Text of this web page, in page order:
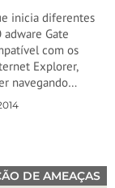
inicia diferentes
adware Gate
com os
Explorer,
navegando…
DE AMEAÇAS